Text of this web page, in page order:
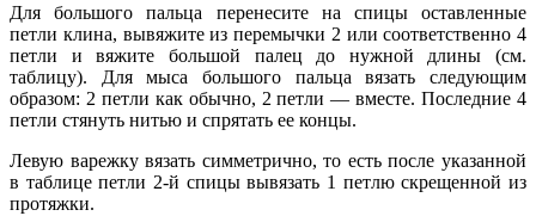
Для большого пальца перенесите на спицы оставленные
петли клина, вывяжите из перемычки 2 или соответственно 4
петли и вяжите большой палец до нужной длины (см.
таблицу). Для мыса большого пальца вязать следующим
образом: 2 петли как обычно, 2 петли — вместе. Последние 4
петли стянуть нитью и спрятать ее концы.
Левую варежку вязать симметрично, то есть после указанной
в таблицепетли 2-й спицы вывязать 1 петлю скрещенной из
протяжки.